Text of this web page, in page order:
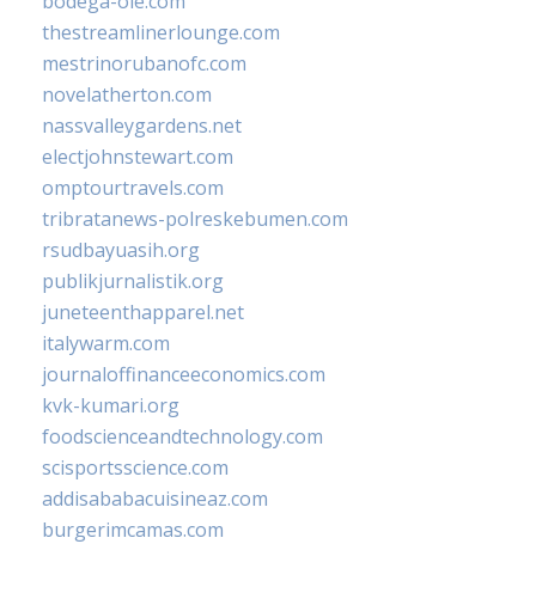
thestreamlinerlounge.com
mestrinorubanofc.com
novelatherton.com
nassvalleygardens.net
electjohnstewart.com
omptourtravels.com
tribratanews-polreskebumen.com
rsudbayuasih.org
publikjurnalistik.org
juneteenthapparel.net
italywarm.com
journaloffinanceeconomics.com
kvk-kumari.org
foodscienceandtechnology.com
scisportsscience.com
addisababacuisineaz.com
burgerimcamas.com